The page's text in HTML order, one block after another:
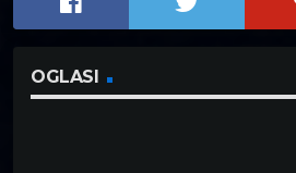
OGLASI